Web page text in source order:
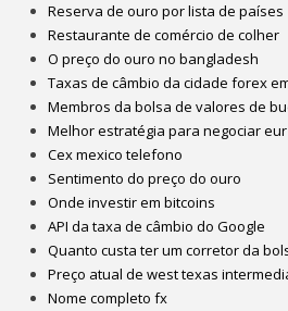
Reserva de ouro por lista de países
Restaurante de comércio de colher
O preço do ouro no bangladesh
Taxas de câmbio da cidade forex
Membros da bolsa de valores de
Melhor estratégia para negociar
Cex mexico telefono
Sentimento do preço do ouro
Onde investir em bitcoins
API da taxa de câmbio do Google
Quanto custa ter um corretor da
Preço atual de west texas
Nome completo fx